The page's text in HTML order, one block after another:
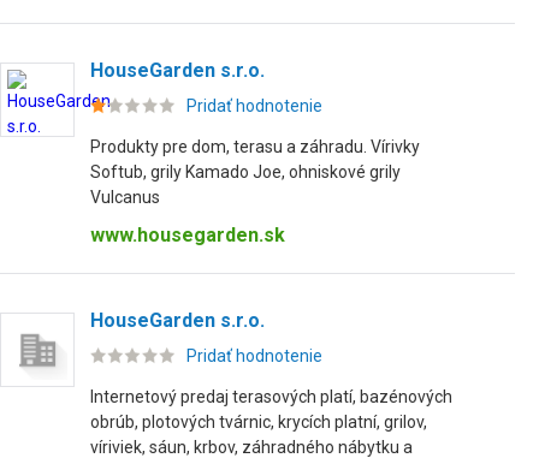
HouseGarden s.r.o.
Pridať hodnotenie
Produkty pre dom, terasu a záhradu. Vírivky
Softub, grily Kamado Joe, ohniskové grily
Vulcanus
www.housegarden.sk
HouseGarden s.r.o.
Pridať hodnotenie
Internetový predaj terasových platí, bazénových
obrúb, plotových tvárnic, krycích platní, grilov,
víriviek, sáun, krbov, záhradného nábytku a